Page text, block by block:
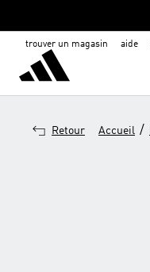
trouver un magasin aide
Retour Accueil /